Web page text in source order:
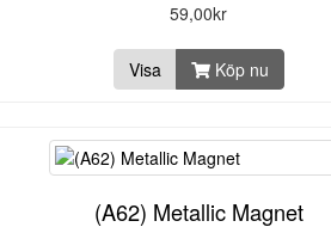
59,00kr
Visa Köp nu
(A62) Metallic Magnet